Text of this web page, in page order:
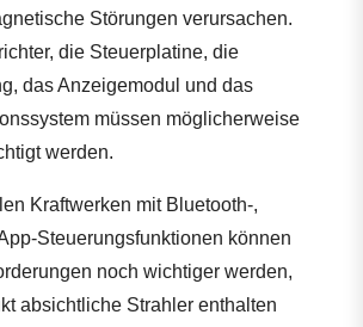
Störungen verursachen.
die Steuerplatine, die
das Anzeigemodul und das
müssen möglicherweise
werden.
Kraftwerken mit Bluetooth-,
Steuerungsfunktionen können
noch wichtiger werden,
absichtliche Strahler enthalten